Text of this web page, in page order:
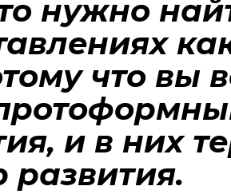
нужно
что вы
и в них
развития.